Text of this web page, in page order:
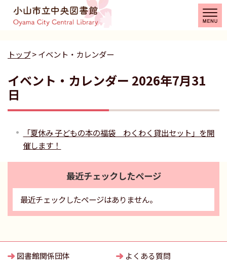
トップ> イベント・カレンダー
イベント・カレンダー 2026年7月31
日
「夏休み 子どもの本の福袋 わくわく貸出セット」を開
催します！
最近チェックしたページ
最近チェックしたページはありません。
図書館関係団体
よくある質問